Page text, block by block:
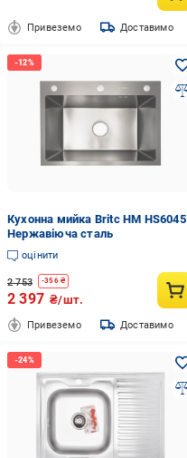
Привеземо Доставимо
Кухонна мийка Britc HM HS6045
Нержавіюча сталь
оцінити
2 753 -356₴
2 397 ₴/шт.
Привеземо Доставимо